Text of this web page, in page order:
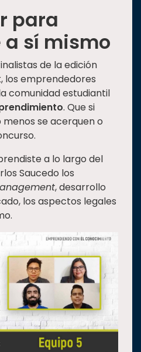
para
a sí mismo
de la edición
los emprendedores
comunidad estudiantil
. Que si
se acerquen o
a lo largo del
Saucedo los
, desarrollo
los aspectos legales